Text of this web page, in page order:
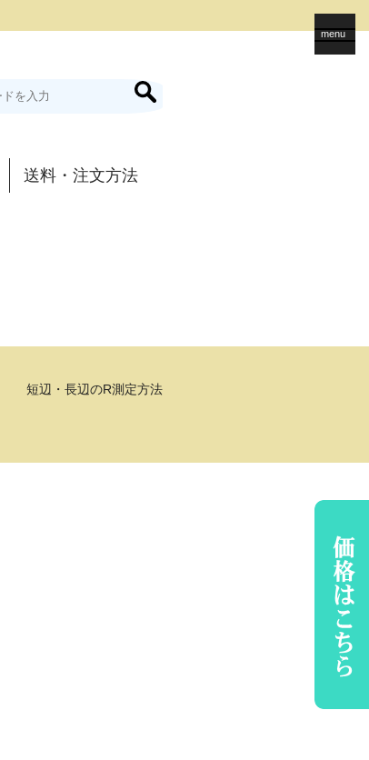
送料・注文方法
menu
短辺・長辺のR測定方法